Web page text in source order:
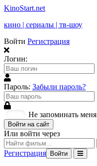
KinoStart.net
кино | сериалы | тв-шоу
Войти Регистрация
Логин:
Пароль: Забыли пароль?
Не запоминать меня
Войти на сайт
Или войти через
Регистрация Войти